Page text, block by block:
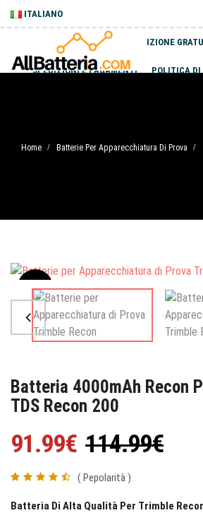
ITALIANO
SPEDIZIONE
SPEDIZIONI E PAGAMENTI POLITICA DI
Home / Batterie Per Apparecchiatura Di Prova /
Sale
Batteria 4000mAh Recon
TDS Recon 200
91.99€ 114.99€
( Pepolarità )
Batteria Di Alta Qualità Per Trimble